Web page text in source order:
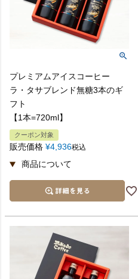
プレミアムアイスコーヒー
ラ・タサブレンド無糖3本のギ
フト
【1本=720ml】
クーポン対象
販売価格 ¥4,936税込